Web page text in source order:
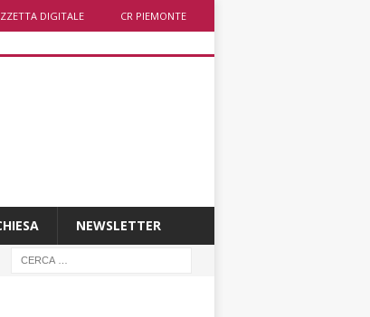
DIGITALE CR PIEMONTE
NEWSLETTER